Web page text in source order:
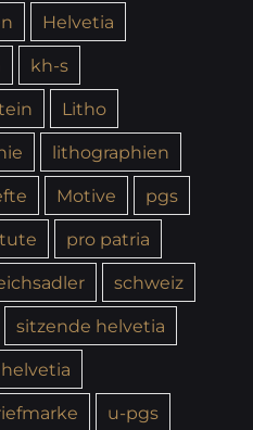
Helvetia
kh-s
Litho
lithographien
Motive
pgs
pro patria
schweiz
sitzende helvetia
u-pgs